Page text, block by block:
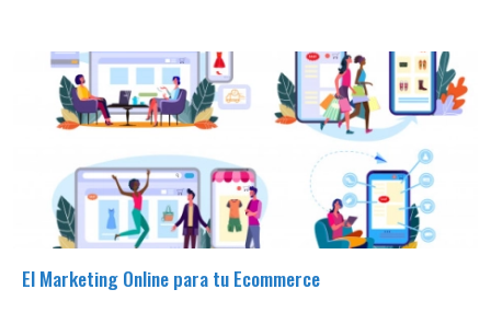
El Marketing Online para tu Ecommerce